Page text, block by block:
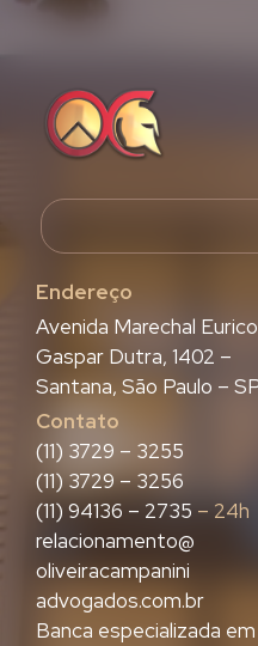
Endereço
Avenida Marechal Eurico
Gaspar Dutra, 1402 –
Santana, São Paulo –
Contato
(11) 3729 – 3255
(11) 3729 – 3256
(11) 94136 – 2735 – 24h
relacionamento@
oliveiracampanini
advogados.com.br
Banca especializada em